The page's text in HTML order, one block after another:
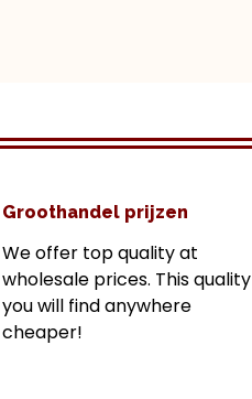
Groothandel prijzen
We offer top quality at
wholesale prices. This quality
you will find anywhere
cheaper!